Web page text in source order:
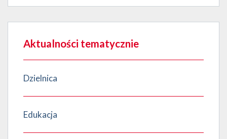
Aktualności tematycznie
Dzielnica
Edukacja